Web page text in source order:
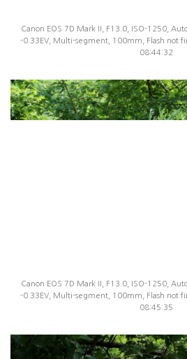
Canon EOS 7D Mark II, F13.0, ISO-1250,
-0.33EV, Multi-segment, 100mm, Flash not
08:44:32
Canon EOS 7D Mark II, F13.0, ISO-1250,
-0.33EV, Multi-segment, 100mm, Flash not
08:45:35